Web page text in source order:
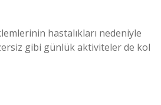
hastalıkları nedeniyle
gibi günlük aktiviteler de kol